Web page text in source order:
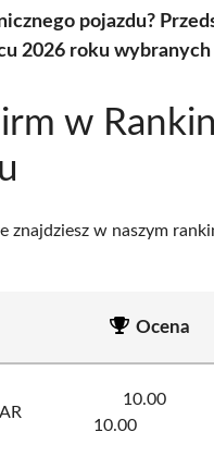
pojazdu?
2026 roku
w
znajdziesz w naszym
Ocena
10.00
10.00